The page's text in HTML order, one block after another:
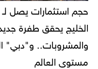
الخليج يحقق طفرة
والمشروبات.. و"دبي"
مستوى العالم